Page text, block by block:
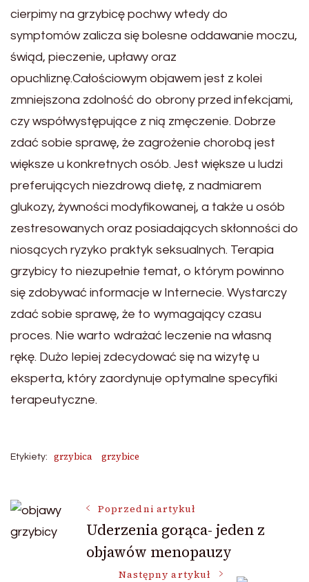
cierpimy na grzybicę pochwy wtedy do
symptomów zalicza się bolesne oddawanie moczu,
świąd, pieczenie, upławy oraz
opuchliznę.Całościowym objawem jest z kolei
zmniejszona zdolność do obrony przed infekcjami,
czy współwystępujące z nią zmęczenie. Dobrze
zdać sobie sprawę, że zagrożenie chorobą jest
większe u konkretnych osób. Jest większe u ludzi
preferujących niezdrową dietę, z nadmiarem
glukozy, żywności modyfikowanej, a także u osób
zestresowanych oraz posiadających skłonności do
niosących ryzyko praktyk seksualnych. Terapia
grzybicy to niezupełnie temat, o którym powinno
się zdobywać informacje w Internecie. Wystarczy
zdać sobie sprawę, że to wymagający czasu
proces. Nie warto wdrażać leczenie na własną
rękę. Dużo lepiej zdecydować się na wizytę u
eksperta, który zaordynuje optymalne specyfiki
terapeutyczne.
Etykiety: grzybica grzybice
Nawigacja
wpisu
Poprzedni artykuł
Uderzenia gorąca- jeden z
objawów menopauzy
Następny artykuł